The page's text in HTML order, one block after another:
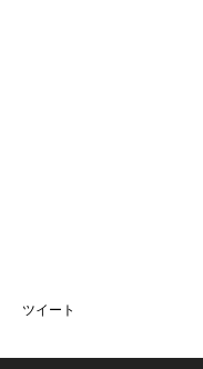
ツイート